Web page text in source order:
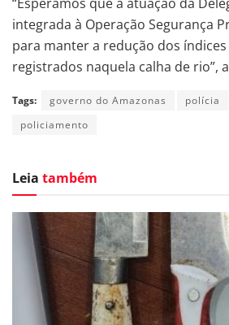
integrada à Operação Segurança
para manter a redução dos
registrados naquela calha de rio”,
Tags: governo do Amazonas polícia
policiamento
Leia também